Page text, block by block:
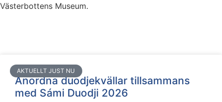
Västerbottens Museum.
AKTUELLT JUST NU
Anordna duodjekvällar tillsammans
med Sámi Duodji 2026